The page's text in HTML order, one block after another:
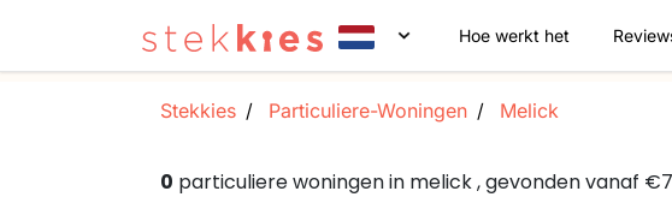
Hoe werkt het
Stekkies Particuliere-Woningen Melick
0 particuliere woningen in melick , gevonden vanaf